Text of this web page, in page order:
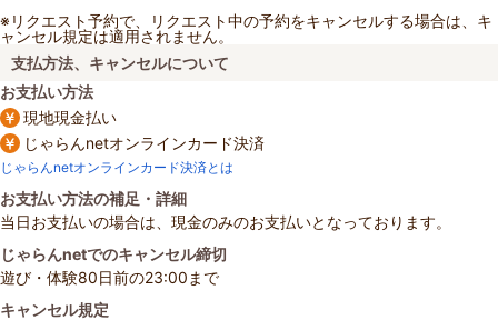
※リクエスト予約で、リクエスト中の予約をキャンセルする場合は、キ
ャンセル規定は適用されません。
支払方法、キャンセルについて
お支払い方法
現地現金払い
じゃらんnetオンラインカード決済
じゃらんnetオンラインカード決済とは
お支払い方法の補足・詳細
当日お支払いの場合は、現金のみのお支払いとなっております。
じゃらんnetでのキャンセル締切
遊び・体験80日前の23:00まで
キャンセル規定